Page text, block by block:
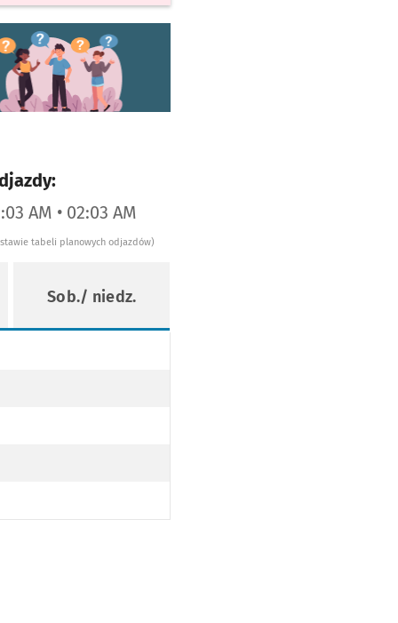
się w nowej karcie
AM • 02:03 AM
tabeli planowych odjazdów)
Sob./ niedz.